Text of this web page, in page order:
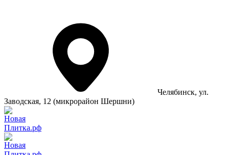
Челябинск, ул.
Заводская, 12 (микрорайон Шершни)